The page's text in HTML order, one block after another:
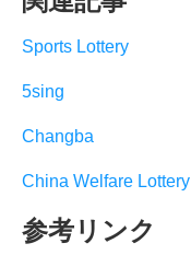
Sports Lottery
5sing
Changba
China Welfare Lottery
参考リンク